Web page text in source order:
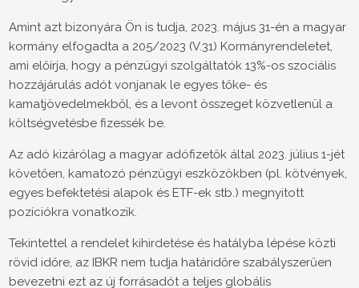
Amint azt bizonyára Ön is tudja, 2023. május 31-én a magyar
kormány elfogadta a 205/2023 (V.31) Kormányrendeletet,
ami előírja, hogy a pénzügyi szolgáltatók 13%-os szociális
hozzájárulás adót vonjanak le egyes tőke- és
kamatjövedelmekből, és a levont összeget közvetlenül a
költségvetésbe fizessék be.
Az adó kizárólag a magyar adófizetők által 2023. július 1-jét
követően, kamatozó pénzügyi eszközökben (pl. kötvények,
egyes befektetési alapok és ETF-ek stb.) megnyitott
pozíciókra vonatkozik.
Tekintettel a rendelet kihirdetése és hatályba lépése közti
rövid időre, az IBKR nem tudja határidőre szabályszerűen
bevezetni ezt az új forrásadót a teljes globális